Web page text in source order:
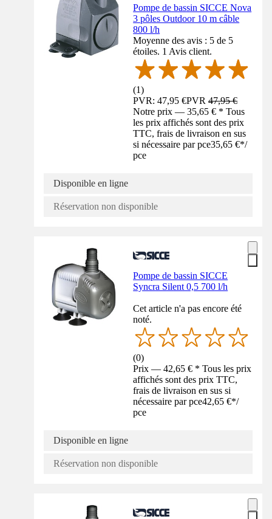
Pompe de bassin SICCE Nova
3 pôles Outdoor 10 m câble
800 l/h
Moyenne des avis : 5 de 5
étoiles. 1 Avis client.
(1)
PVR: 47,95 €PVR47,95 €
Notre prix — 35,65 € * Tous
les prix affichés sont des prix
TTC, frais de livraison en sus
si nécessaire par pce35,65 €*/
pce
Disponible en ligne
Réservation non disponible
Pompe de bassin SICCE
Syncra Silent 0,5 700 l/h
Cet article n'a pas encore été
noté.
(0)
Prix — 42,65 € * Tous les prix
affichés sont des prix TTC,
frais de livraison en sus si
nécessaire par pce42,65 €*/
pce
Disponible en ligne
Réservation non disponible